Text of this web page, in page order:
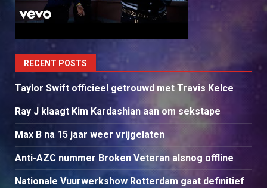
RECENT POSTS
Taylor Swift officieel getrouwd met Travis Kelce
Ray J klaagt Kim Kardashian aan om sekstape
Max B na 15 jaar weer vrijgelaten
Anti-AZC nummer Broken Veteran alsnog offline
Nationale Vuurwerkshow Rotterdam gaat definitief